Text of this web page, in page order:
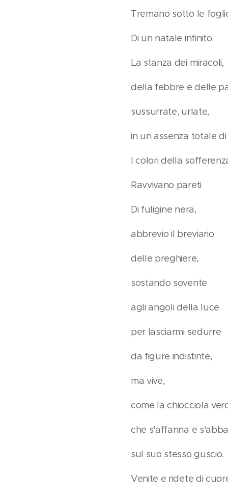
Tremano sotto le
Di un natale infinito.
La stanza dei miracoli,
della febbre e delle
sussurrate, urlate,
in un assenza totale di
I colori della
Ravvivano pareti
Di fuligine nera,
abbrevio il breviario
delle preghiere,
sostando sovente
agli angoli della luce
per lasciarmi sedurre
da figure indistinte,
ma vive,
come la chiocciola
che s'affanna e
sul suo stesso guscio.
Venite e ridete di